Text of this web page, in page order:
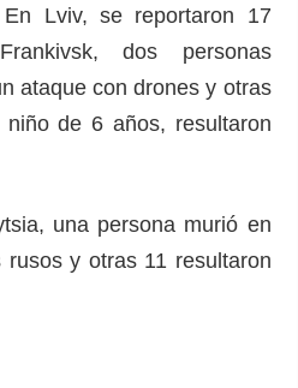
Lviv, se reportaron 17
dos personas
ataque con drones y otras
de 6 años, resultaron
una persona murió en
y otras 11 resultaron